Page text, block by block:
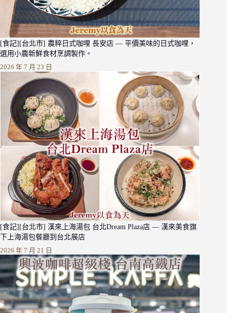
[食記][台北市] 農粹日式咖哩 長安店 — 平價美味的日式咖哩，
選用小農新鮮食材烹調製作。
2026 年 7 月 23 日
[食記][台北市] 漢來上海湯包 台北Dream Plaza店 — 漢來美食旗
下上海湯包餐廳到台北展店
2026 年 7 月 21 日